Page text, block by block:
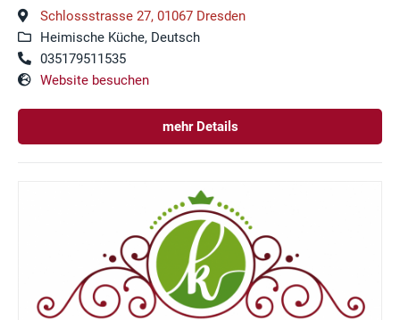
Schlossstrasse 27, 01067 Dresden
Heimische Küche, Deutsch
035179511535
Website besuchen
mehr Details